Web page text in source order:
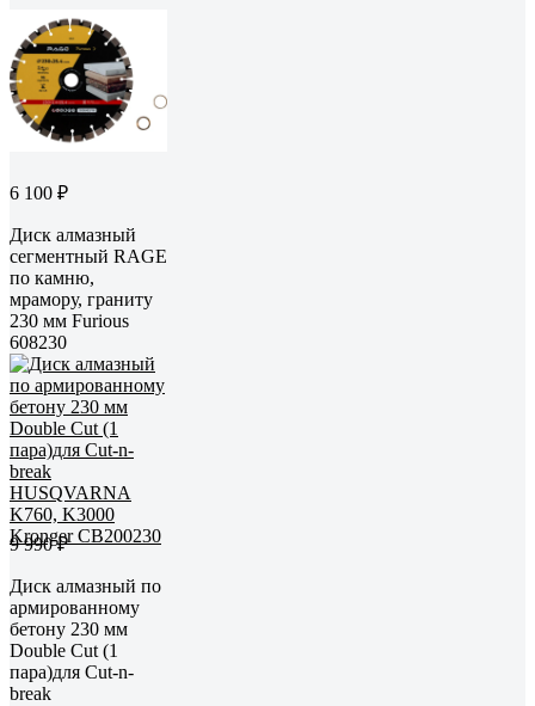
6 100 ₽
Диск алмазный
сегментный RAGE
по камню,
мрамору, граниту
230 мм Furious
608230
9 990 ₽
Диск алмазный по
армированному
бетону 230 мм
Double Cut (1
пара)для Cut-n-
break